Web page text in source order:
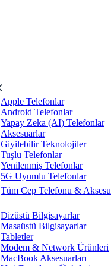
Apple Telefonlar
Android Telefonlar
Yapay Zeka (AI) Telefonlar
Aksesuarlar
Giyilebilir Teknolojiler
Tuşlu Telefonlar
Yenilenmiş Telefonlar
5G Uyumlu Telefonlar
Tüm Cep Telefonu &
Dizüstü Bilgisayarlar
Masaüstü Bilgisayarlar
Tabletler
Modem & Network Ürünleri
MacBook Aksesuarları